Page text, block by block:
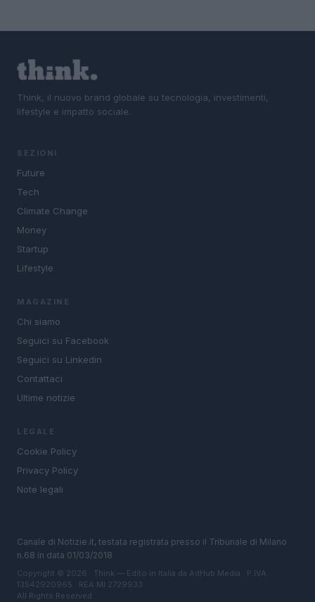
Think, il nuovo brand globale su tecnologia, investimenti,
lifestyle e impatto sociale.
SEZIONI
Future
Tech
Climate Change
Money
Startup
Lifestyle
MAGAZINE
Chi siamo
Seguici su Facebook
Seguici su Linkedin
Contattaci
Ultime notizie
LEGALE
Cookie Policy
Privacy Policy
Note legali
Canale di Notizie.it, testata registrata presso il Tribunale di Milano
n.68 in data 01/03/2018
Copyright © 2026 · Think — Edito in Italia da AdHub Media · P.IVA
13542920965 · REA MI 2729933
All Rights Reserved